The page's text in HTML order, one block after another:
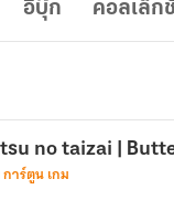
อีบุ๊ก คอลเล็ก
no taizai |
าร์ตูน เกม